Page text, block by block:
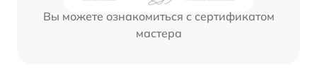
Вы можете ознакомиться с сертификатом
мастера